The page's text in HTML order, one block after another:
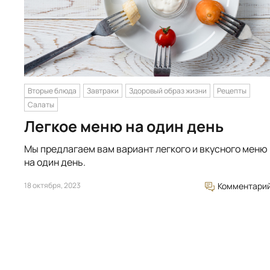
Вторые блюда Завтраки Здоровый образ жизни
Рецепты
Салаты
Легкое меню на один день
Мы предлагаем вам вариант легкого и вкусного меню
на один день.
18 октября, 2023